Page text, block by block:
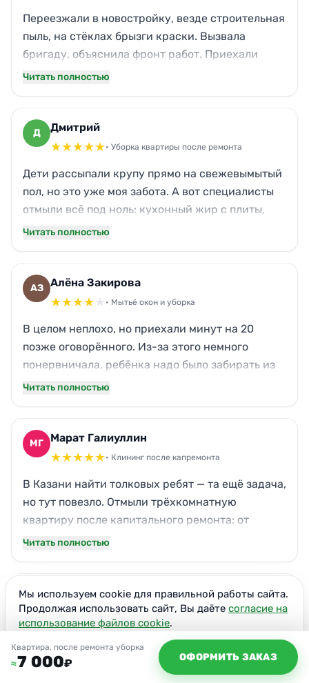
Квартира, после ремонта уборка
≈7 000₽ ОФОРМИТЬ ЗАКАЗ
Переезжали в новостройку, везде строительная
пыль, на стёклах брызги краски. Вызвала
бригаду, объяснила фронт работ. Приехали
вовремя, оттёрли всё до скрипа: паркет,
делом обследовал каждый угол — доволен!
Спасибо, что навели порядок без лишней суеты.
Читать полностью
Д Дмитрий
★★★★★• Уборка квартиры после ремонта
Дети рассыпали крупу прямо на свежевымытый
пол, но это уже моя забота. А вот специалисты
отмыли всё под ноль: кухонный жир с плиты,
окна от побелки, даже труднодоступные места
тем, кто ценит своё время.
Читать полностью
АЗ Алёна Закирова
★★★★★ • Мытьё окон и уборка
В целом неплохо, но приехали минут на 20
позже оговорённого. Из-за этого немного
понервничала, ребёнка надо было забирать из
сада. Зато сам процесс: вычистили швы в
кладовке, нашла пыль потом. А так — навели
порядок добротно.
Читать полностью
МГ Марат Галиуллин
★★★★★• Клининг после капремонта
В Казани найти толковых ребят — та ещё задача,
но тут повезло. Отмыли трёхкомнатную
квартиру после капитального ремонта: от
строительной грязи до блеска стёкол. На кухне
хрусталём. Теперь можно спокойно расставлять
мебель и жить. Спасибо, выручили!
Читать полностью
Р Регина
★★★★★• Уборка двушки после ремонта
Заказывала уборку для родителей в Казани —
они въезжали после отделки. Боялась, что
пожилым людям будет сложно принять
Мы используем cookie для правильной работы сайта.
Продолжая использовать сайт, Вы даёте согласие на
использование файлов cookie.
Согласен